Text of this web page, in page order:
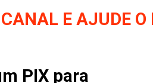
E AJUDE O
PIX para